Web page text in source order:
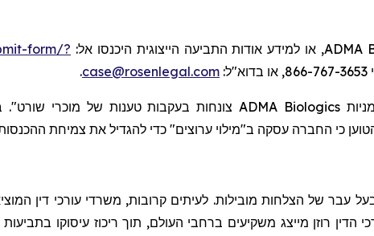
ADMA, או למידע אודות התביעה הייצוגית היכנסו אל: form/?
case@rosenlegal.com
.
ADMA Biologicsצונחות בעקבות טענות של מוכרי שורט".
כי החברה עסקה ב"מילוי ערוצים" כדי להגדיל את צמיחת
עבר של הצלחות מובילות. לעיתים קרובות, משרדי עורכי דין
רוזן מייצג משקיעים ברחבי העולם, תוך ריכוז עיסוקו בתביעות